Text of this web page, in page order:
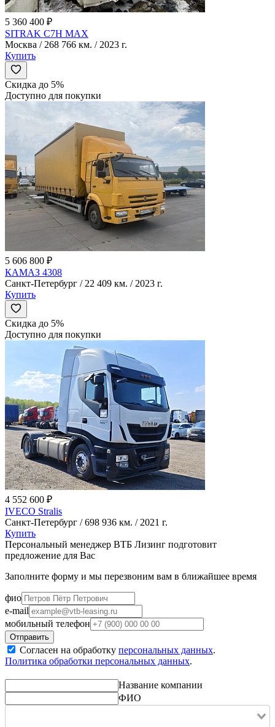
5 360 400 ₽
SITRAK C7H MAX
Москва / 268 766 км. / 2023 г.
Купить
Скидка до 5%
Доступно для покупки
5 606 800 ₽
КАМАЗ 4308
Санкт-Петербург / 22 409 км. / 2023 г.
Купить
Скидка до 5%
Доступно для покупки
4 552 600 ₽
IVECO Stralis
Санкт-Петербург / 698 936 км. / 2021 г.
Купить
Персональный менеджер ВТБ Лизинг подготовит
предложение для Вас
Заполните форму и мы перезвоним вам в ближайшее время
фио
e-mail
мобильный телефон
Согласен на обработку персональных данных.
Политика обработки персональных данных.
Название компании
ФИО